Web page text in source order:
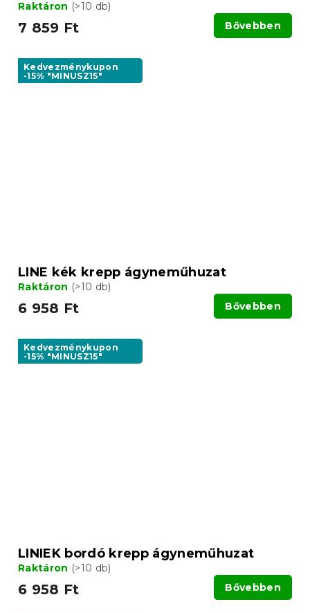
Raktáron (>10 db)
7 859 Ft Bővebben
Kedvezménykupon
-15% "MINUSZ15"
LINE kék krepp ágyneműhuzat
Raktáron (>10 db)
6 958 Ft Bővebben
Kedvezménykupon
-15% "MINUSZ15"
LINIEK bordó krepp ágyneműhuzat
Raktáron (>10 db)
6 958 Ft Bővebben